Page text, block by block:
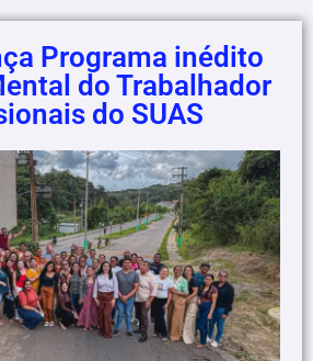
Programa inédito
do Trabalhador
do SUAS